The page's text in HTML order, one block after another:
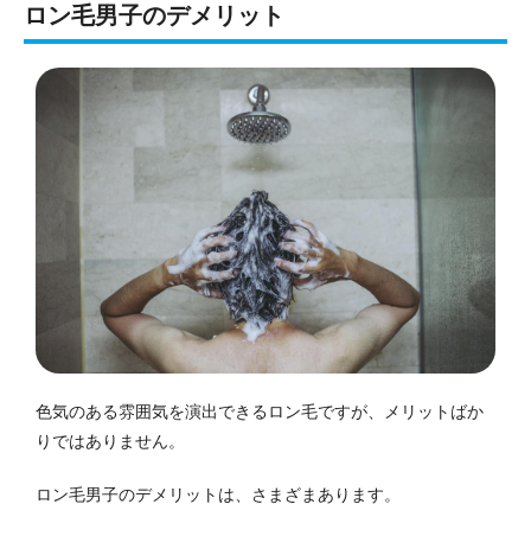
ロン毛男子のデメリット
色気のある雰囲気を演出できるロン毛ですが、メリットばか
りではありません。
ロン毛男子のデメリットは、さまざまあります。